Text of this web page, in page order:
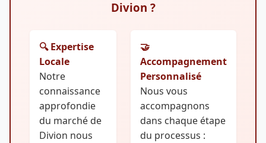
Divion ?
🔍 Expertise
Locale
Notre
connaissance
approfondie
du marché de
Divion nous
🤝
Accompagnement
Personnalisé
Nous vous
accompagnons
dans chaque étape
du processus :